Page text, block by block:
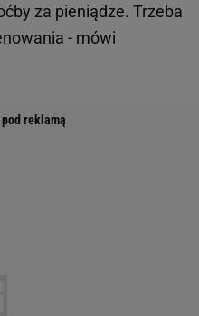
za pieniądze. Trzeba
- mówi